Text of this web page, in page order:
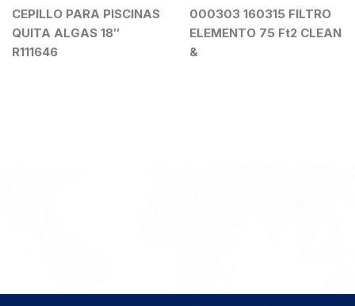
CEPILLO PARA PISCINAS
QUITA ALGAS 18″
R111646
000303 160315 FILTRO
ELEMENTO 75 Ft2 CLEAN
&